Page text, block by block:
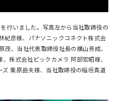
行いました。写真左から当社取締役の
紀彦様、パナソニックコネクト株式会
茂、当社代表取締役社長の横山芳成、
株式会社ビックカメラ 阿部宏昭様、
栗原岳夫様、当社取締役の稲垣真道